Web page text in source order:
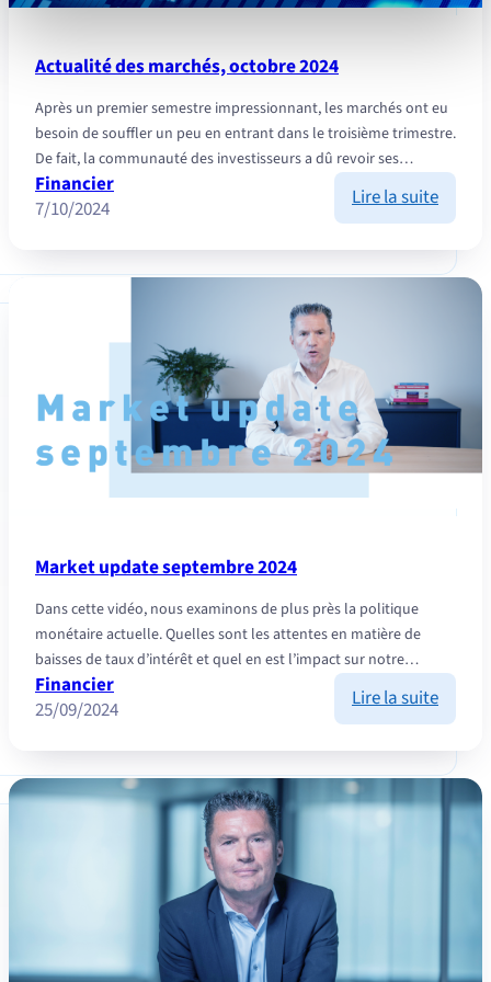
Actualité des marchés, octobre 2024
Après un premier semestre impressionnant, les marchés ont eu
besoin de souffler un peu en entrant dans le troisième trimestre.
De fait, la communauté des investisseurs a dû revoir ses…
Financier
7/10/2024
Lire la suite:
des
Market update septembre 2024
Dans cette vidéo, nous examinons de plus près la politique
monétaire actuelle. Quelles sont les attentes en matière de
baisses de taux d’intérêt et quel en est l’impact sur notre…
Financier
25/09/2024
Lire la suite:
Market
update
2024